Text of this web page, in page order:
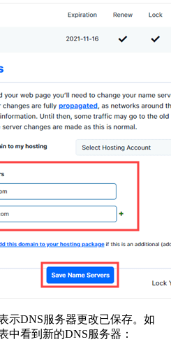
示DNS服务器更改已保存。如
中看到新的DNS服务器：